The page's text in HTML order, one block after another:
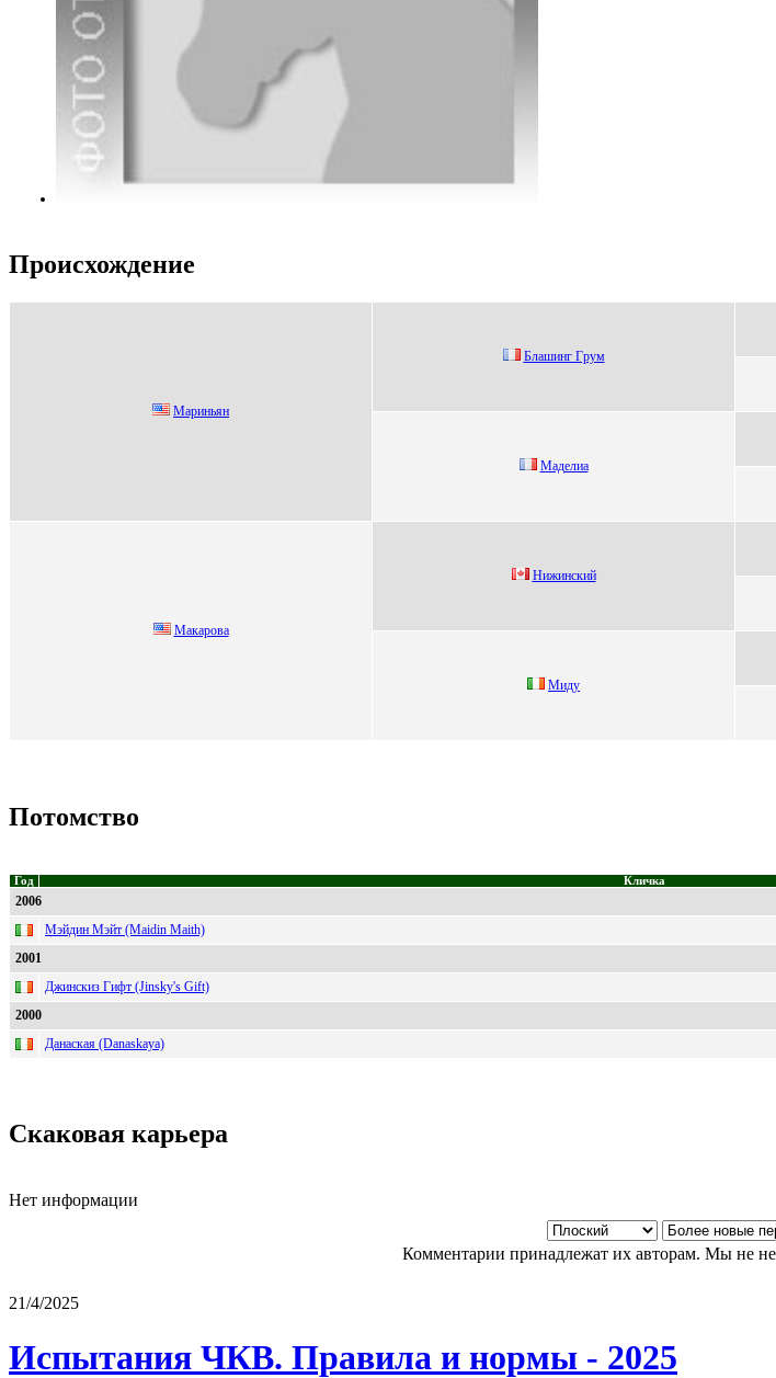
Происхождение
Мариньян
Блашинг Гpум
Мадeлиа
Mакарова
Нижинcкий
Миду
Потомство
Год Кличка
2006
Мэйдин Мэйт (Maidin Maith)
2001
Джинскиз Гифт (Jinsky's Gift)
2000
Данаская (Danaskaya)
Скаковая карьера
Нет информации
Комментарии принадлежат их авторам. Мы не
21/4/2025
Испытания ЧКВ. Правила и нормы - 2025